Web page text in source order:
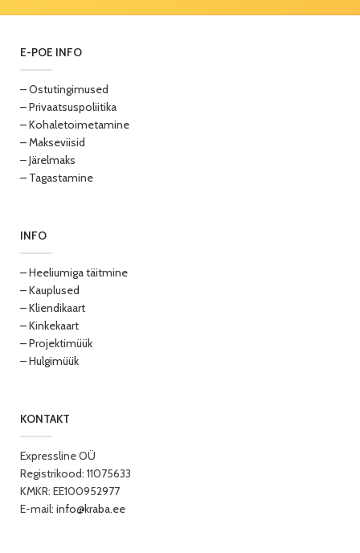
E-POE INFO
– Ostutingimused
– Privaatsuspoliitika
– Kohaletoimetamine
– Makseviisid
– Järelmaks
– Tagastamine
INFO
– Heeliumiga täitmine
– Kauplused
– Kliendikaart
– Kinkekaart
– Projektimüük
– Hulgimüük
KONTAKT
Expressline OÜ
Registrikood: 11075633
KMKR: EE100952977
E-mail: info@kraba.ee